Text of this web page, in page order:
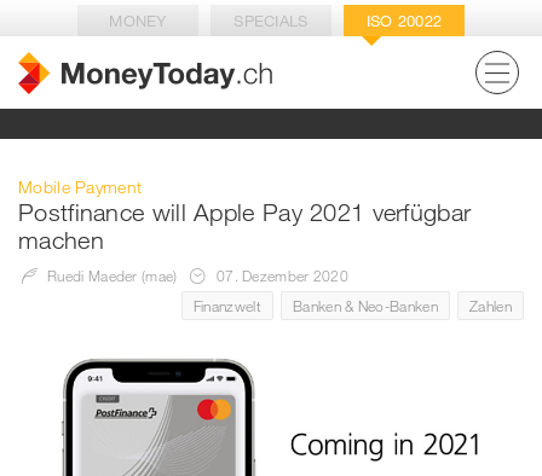
MONEY SPECIALS ISO 20022
Mobile Payment
Postfinance will Apple Pay 2021 verfügbar
machen
Ruedi Maeder (mae)
07. Dezember 2020
Finanzwelt
Banken & Neo-Banken Zahlen